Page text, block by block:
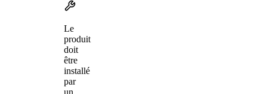
Le
produit
doit
être
installé
par
un